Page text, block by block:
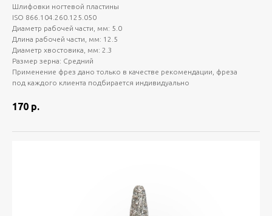
Шлифовки ногтевой пластины
ISO 866.104.260.125.050
Диаметр рабочей части, мм: 5.0
Длина рабочей части, мм: 12.5
Диаметр хвостовика, мм: 2.3
Размер зерна: Средний
Применение фрез дано только в качестве рекомендации, фреза
под каждого клиента подбирается индивидуально
170 р.